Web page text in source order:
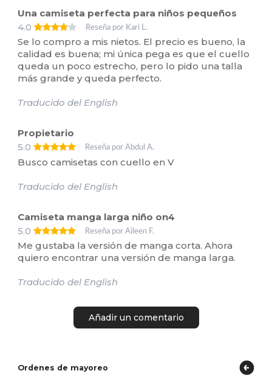
Una camiseta perfecta para niños pequeños
4.0
Reseña por Kari L.
Se lo compro a mis nietos. El precio es bueno, la
calidad es buena; mi única pega es que el cuello
queda un poco estrecho, pero lo pido una talla
más grande y queda perfecto.
Traducido del English
Propietario
5.0
Reseña por Abdul A.
Busco camisetas con cuello en V
Traducido del English
Camiseta manga larga niño on4
5.0
Reseña por Aileen F.
Me gustaba la versión de manga corta. Ahora
quiero encontrar una versión de manga larga.
Traducido del English
Añadir un comentario
Ordenes de mayoreo